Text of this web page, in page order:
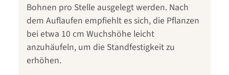
Bohnen pro Stelle ausgelegt werden. Nach
dem Auflaufen empfiehlt es sich, die Pflanzen
bei etwa 10 cm Wuchshöhe leicht
anzuhäufeln, um die Standfestigkeit zu
erhöhen.